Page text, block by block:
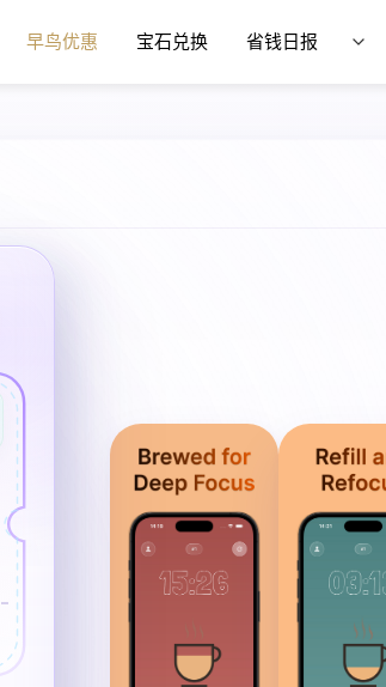
早鸟优惠 宝石兑换 省钱日报